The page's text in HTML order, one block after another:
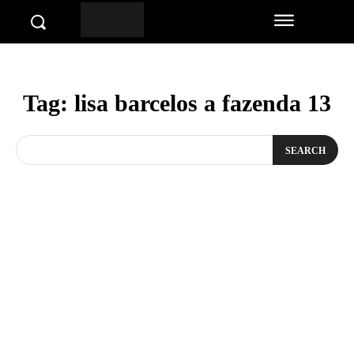
Tag: lisa barcelos a fazenda 13
SEARCH